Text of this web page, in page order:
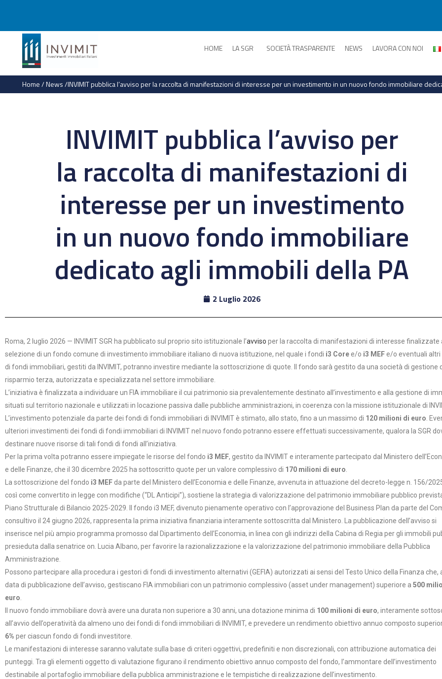
HOME LA SGR SOCIETÀ TRASPARENTE NEWS LAVORA CON NOI
Home/News/INVIMIT pubblica l’avviso per la raccolta di manifestazioni di interesse per un investimento in un nuovo fondo immobiliare
INVIMIT pubblica l’avviso per
la raccolta di manifestazioni di
interesse per un investimento
in un nuovo fondo immobiliare
dedicato agli immobili della PA
2 Luglio 2026
Roma, 2 luglio 2026 — INVIMIT SGR ha pubblicato sul proprio sito istituzionale l’avviso per la raccolta di manifestazioni di interesse finalizzate
selezione di un fondo comune di investimento immobiliare italiano di nuova istituzione, nel quale i fondi i3 Coree/o i3 MEFe/o eventuali altri
di fondi immobiliari, gestiti da INVIMIT, potranno investire mediante la sottoscrizione di quote. Il fondo sarà gestito da una società di gestione
risparmio terza, autorizzata e specializzata nel settore immobiliare.
L’iniziativa è finalizzata a individuare un FIA immobiliare il cui patrimonio sia prevalentemente destinato all’investimento e alla gestione di
situati sul territorio nazionale e utilizzati in locazione passiva dalle pubbliche amministrazioni, in coerenza con la missione istituzionale di
L’investimento potenziale da parte dei fondi di fondi immobiliari di INVIMIT è stimato, allo stato, fino a un massimo di 120 milioni di euro .
ulteriori investimenti dei fondi di fondi immobiliari di INVIMIT nel nuovo fondo potranno essere effettuati successivamente, qualora la SGR
destinare nuove risorse di tali fondi di fondi all’iniziativa.
Per la prima volta potranno essere impiegate le risorse del fondo i3 MEF, gestito da INVIMIT e interamente partecipato dal Ministero
e delle Finanze, che il 30 dicembre 2025 ha sottoscritto quote per un valore complessivo di 170 milioni di euro
La sottoscrizione del fondo i3 MEF da parte del Ministero dell’Economia e delle Finanze, avvenuta in attuazione del decreto-legge n. 156/
così come convertito in legge con modifiche (“DL Anticipi”), sostiene la strategia di valorizzazione del patrimonio immobiliare pubblico
Piano Strutturale di Bilancio 2025-2029. Il fondo i3 MEF, divenuto pienamente operativo con l’approvazione del Business Plan da parte del
consultivo il 24 giugno 2026, rappresenta la prima iniziativa finanziaria interamente sottoscritta dal Ministero. La pubblicazione dell’avviso si
inserisce nel più ampio programma promosso dal Dipartimento dell’Economia, in linea con gli indirizzi della Cabina di Regia per gli immobili
presieduta dalla senatrice on. Lucia Albano, per favorire la razionalizzazione e la valorizzazione del patrimonio immobiliare della Pubblica
Amministrazione.
Possono partecipare alla procedura i gestori di fondi di investimento alternativi (GEFIA) autorizzati ai sensi del Testo Unico della Finanza che,
data di pubblicazione dell’avviso, gestiscano FIA immobiliari con un patrimonio complessivo (asset under management) superiore a 500
euro
Il nuovo fondo immobiliare dovrà avere una durata non superiore a 30 anni, una dotazione minima di 100 milioni di euro, interamente
all’avvio dell’operatività da almeno uno dei fondi di fondi immobiliari di INVIMIT, e prevedere un rendimento obiettivo annuo composto
6% per ciascun fondo di fondi investitore.
Le manifestazioni di interesse saranno valutate sulla base di criteri oggettivi, predefiniti e non discrezionali, con attribuzione automatica dei
punteggi. Tra gli elementi oggetto di valutazione figurano il rendimento obiettivo annuo composto del fondo, l’ammontare dell’investimento
destinabile al portafoglio immobiliare della pubblica amministrazione e le tempistiche di realizzazione dell’investimento.